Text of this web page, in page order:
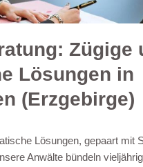
Zügige
Lösungen in
(Erzgebirge)
Lösungen, gepaart mit
Anwälte bündeln